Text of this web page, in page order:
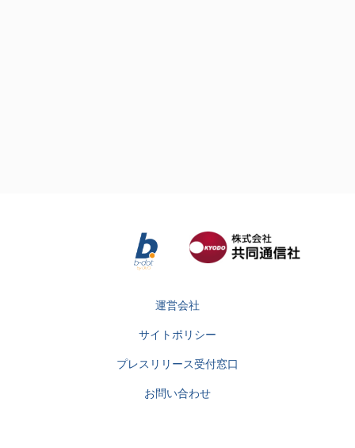
運営会社
サイトポリシー
プレスリリース受付窓口
お問い合わせ